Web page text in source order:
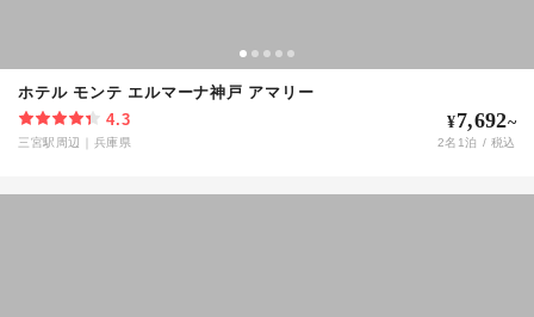
ホテル モンテ エルマーナ神戸 アマリー
4.3
三宮駅周辺 兵庫県
¥7,692~
2名 1泊 / 税込